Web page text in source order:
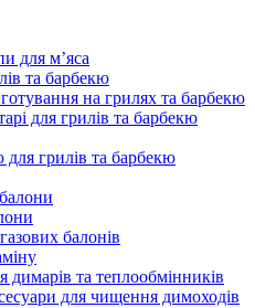
для м’яса
та барбекю
на грилях та барбекю
для грилів та барбекю
грилів та барбекю
балонів
та теплообмінників
для чищення димоходів